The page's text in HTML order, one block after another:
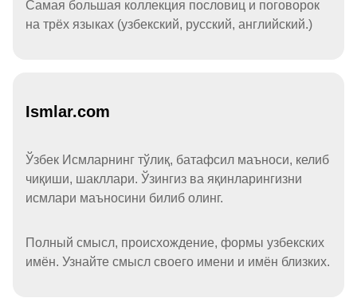
Самая большая коллекция пословиц и поговорок
на трёх языках (узбекский, русский, английский.)
Ismlar.com
Ўзбек Исмларнинг тўлиқ, батафсил маъноси, келиб
чиқиши, шакллари. Ўзингиз ва яқинларингизни
исмлари маъносини билиб олинг.
Полный смысл, происхождение, формы узбекских
имён. Узнайте смысл своего имени и имён близких.